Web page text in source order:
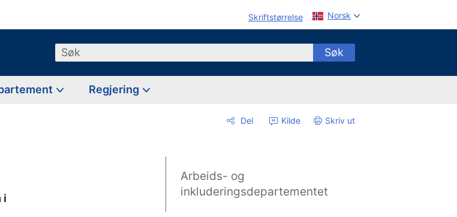
Skriftstørrelse Norsk
Søk Søk
Regjering
Del Kilde Skriv ut
i
Arbeids- og
inkluderingsdepartementet